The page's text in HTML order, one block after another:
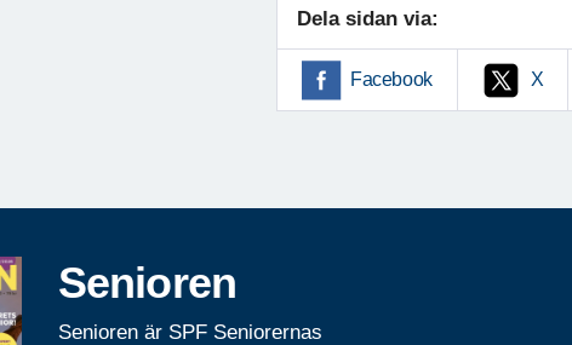
Dela sidan via:
Facebook X
Senioren
Senioren är SPF Seniorernas